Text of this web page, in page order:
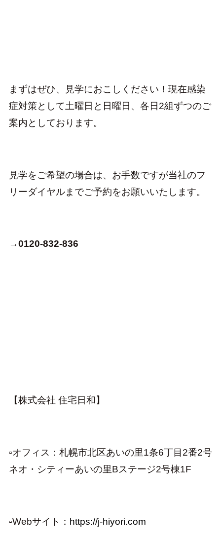
まずはぜひ、見学におこしください！現在感染
症対策として土曜日と日曜日、各日2組ずつのご
案内としております。
見学をご希望の場合は、お手数ですが当社のフ
リーダイヤルまでご予約をお願いいたします。
→0120-832-836
【株式会社 住宅日和】
▫オフィス：札幌市北区あいの里1条6丁目2番2号
ネオ・シティーあいの里Bステージ2号棟1F
▫︎Webサイト： https://j-hiyori.com